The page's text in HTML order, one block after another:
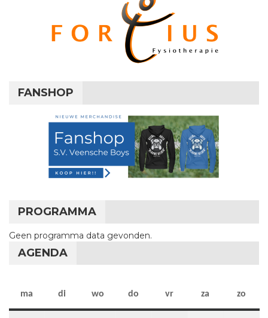
FANSHOP
PROGRAMMA
Geen programma data gevonden.
AGENDA
ma maandag
di dinsdag
wo woensdag
do donderdag
vr vrijdag
za zaterdag
zo